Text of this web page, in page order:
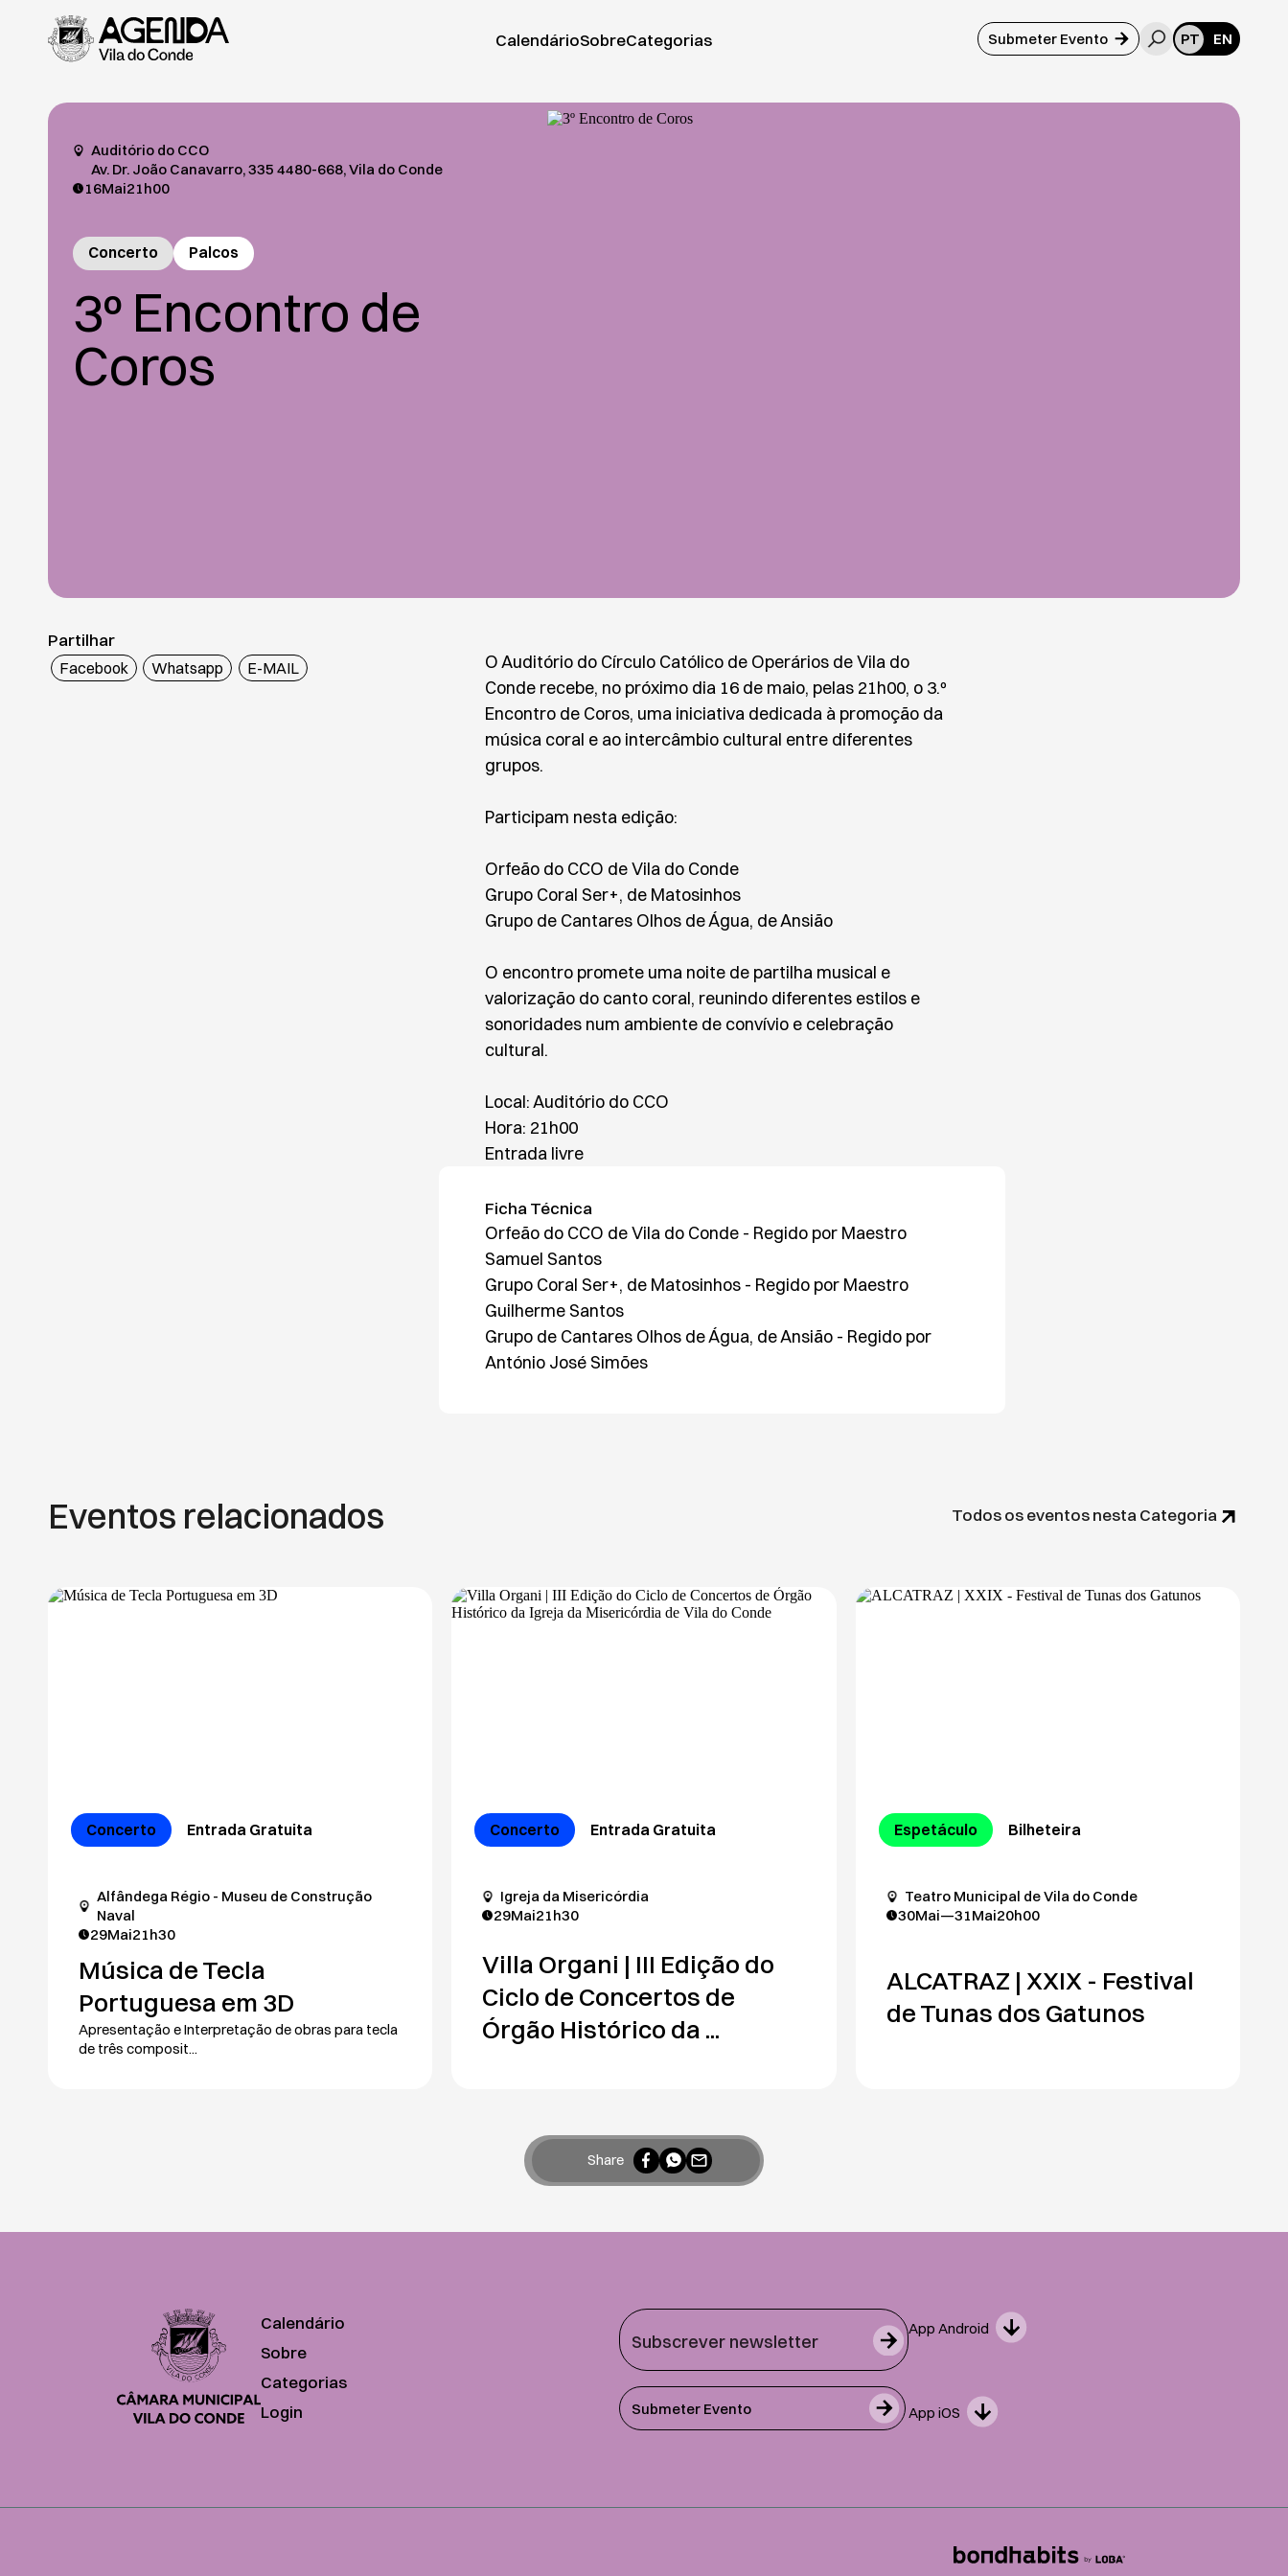
CalendárioSobreCategorias Submeter Evento PT EN
Auditório do CCO
Av. Dr. João Canavarro, 335 4480-668, Vila do Conde
16Mai21h00
Concerto Palcos
3º Encontro de
Coros
Partilhar
Facebook Whatsapp E-MAIL
O Auditório do Círculo Católico de Operários de Vila do
Conde recebe, no próximo dia 16 de maio, pelas 21h00, o 3.º
Encontro de Coros, uma iniciativa dedicada à promoção da
música coral e ao intercâmbio cultural entre diferentes
grupos.
Participam nesta edição:
Orfeão do CCO de Vila do Conde
Grupo Coral Ser+, de Matosinhos
Grupo de Cantares Olhos de Água, de Ansião
O encontro promete uma noite de partilha musical e
valorização do canto coral, reunindo diferentes estilos e
sonoridades num ambiente de convívio e celebração
cultural.
Local: Auditório do CCO
Hora: 21h00
Entrada livre
Ficha Técnica
Orfeão do CCO de Vila do Conde - Regido por Maestro
Samuel Santos
Grupo Coral Ser+, de Matosinhos - Regido por Maestro
Guilherme Santos
Grupo de Cantares Olhos de Água, de Ansião - Regido por
António José Simões
Eventos relacionados Todos os eventos nesta Categoria
Concerto Entrada Gratuita
Alfândega Régio - Museu de Construção
Naval
29Mai21h30
Música de Tecla
Portuguesa em 3D
Apresentação e Interpretação de obras para tecla
de três composit...
Concerto Entrada Gratuita
Igreja da Misericórdia
29Mai21h30
Villa Organi | III Edição do
Ciclo de Concertos de
Órgão Histórico da ...
Espetáculo Bilheteira
Teatro Municipal de Vila do Conde
30Mai—31Mai20h00
ALCATRAZ | XXIX - Festival
de Tunas dos Gatunos
Share
Calendário
Sobre
Categorias
Login
Submeter Evento
App Android
App iOS